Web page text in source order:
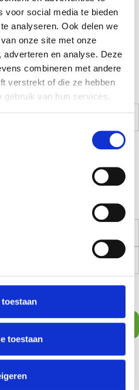
voor social media te bieden
analyseren. Ook delen we
onze site met onze
en analyse. Deze
combineren met andere
verstrekt of die ze hebben
gebruik van hun services.
toestaan
frecuentes
consectetur adipiscing elit.
mattis, pulvinar
consectetur adipiscing elit.
mattis, pulvinar
encantados de
nosotros